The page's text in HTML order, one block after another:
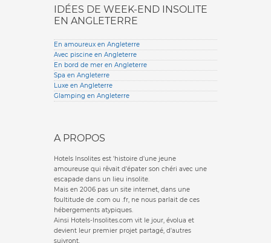
IDÉES DE WEEK-END INSOLITE
EN ANGLETERRE
En amoureux en Angleterre
Avec piscine en Angleterre
En bord de mer en Angleterre
Spa en Angleterre
Luxe en Angleterre
Glamping en Angleterre
A PROPOS
Hotels Insolites est 'histoire d'une jeune
amoureuse qui rêvait d'épater son chéri avec une
escapade dans un lieu insolite.
Mais en 2006 pas un site internet, dans une
foultitude de .com ou .fr, ne nous parlait de ces
hébergements atypiques.
Ainsi Hotels-Insolites.com vit le jour, évolua et
devient leur premier projet partagé, d'autres
suivront.